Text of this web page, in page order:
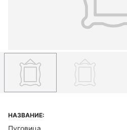
НАЗВАНИЕ:
Пуговица